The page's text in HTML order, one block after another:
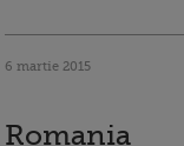
6 martie 2015
Romania